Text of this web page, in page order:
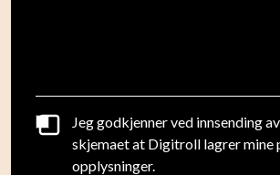
Jeg godkjenner ved innsending
skjemaet at Digitroll lagrer mine
opplysninger.